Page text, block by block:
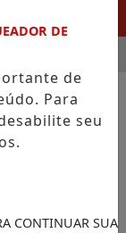
VOLTADA
DE
de
Para
seu
CONTINUAR SUA